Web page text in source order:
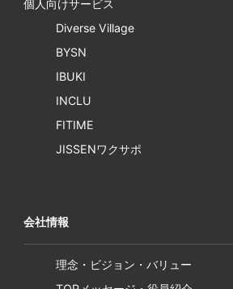
個人向けサービス
Diverse Village
BYSN
IBUKI
INCLU
FITIME
JISSENワクサポ
会社情報
理念・ビジョン・バリュー